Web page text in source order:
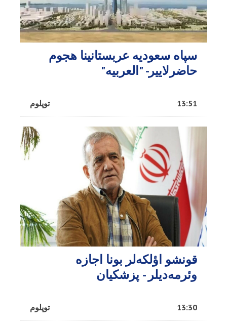
سپاه سعودیه عربستانینا هجوم
حاضرلاییر- "العربیه"
توپلوم 13:51
قونشو اؤلکه‌لر بونا اجازه
وئرمه‌دیلر - پزشکیان
توپلوم 13:30